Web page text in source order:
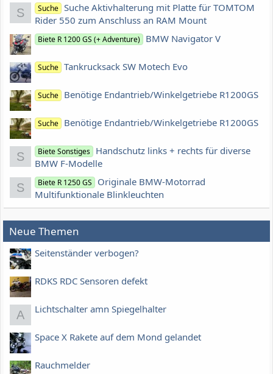
S Suche Suche Aktivhalterung mit Platte für TOMTOM
Rider 550 zum Anschluss an RAM Mount
Biete R 1200 GS (+ Adventure) BMW Navigator V
Suche Tankrucksack SW Motech Evo
Suche Benötige Endantrieb/Winkelgetriebe R1200GS
Suche Benötige Endantrieb/Winkelgetriebe R1200GS
S Biete Sonstiges Handschutz links + rechts für diverse
BMW F-Modelle
S Biete R 1250 GS
Originale BMW-Motorrad
Multifunktionale Blinkleuchten
Neue Themen
Seitenständer verbogen?
RDKS RDC Sensoren defekt
A Lichtschalter amn Spiegelhalter
Space X Rakete auf dem Mond gelandet
Rauchmelder